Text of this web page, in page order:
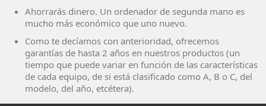
Ahorrarás dinero. Un ordenador de segunda mano es
mucho más económico que uno nuevo.
Como te decíamos con anterioridad, ofrecemos
garantías de hasta 2 años en nuestros productos (un
tiempo que puede variar en función de las características
de cada equipo, de si está clasificado como A, B o C, del
modelo, del año, etcétera).